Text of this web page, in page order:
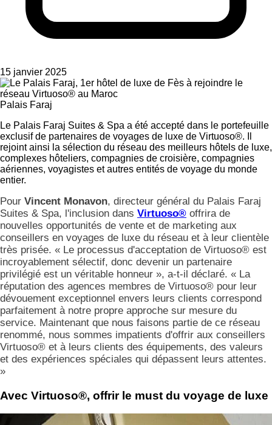
15 janvier 2025
Palais Faraj
Le Palais Faraj Suites & Spa a été accepté dans le portefeuille
exclusif de partenaires de voyages de luxe de Virtuoso®. Il
rejoint ainsi la sélection du réseau des meilleurs hôtels de luxe,
complexes hôteliers, compagnies de croisière, compagnies
aériennes, voyagistes et autres entités de voyage du monde
entier.
Pour Vincent Monavon, directeur général du Palais Faraj
Suites & Spa, l'inclusion dans Virtuoso® offrira de
nouvelles opportunités de vente et de marketing aux
conseillers en voyages de luxe du réseau et à leur clientèle
très prisée. « Le processus d'acceptation de Virtuoso® est
incroyablement sélectif, donc devenir un partenaire
privilégié est un véritable honneur », a-t-il déclaré. « La
réputation des agences membres de Virtuoso® pour leur
dévouement exceptionnel envers leurs clients correspond
parfaitement à notre propre approche sur mesure du
service. Maintenant que nous faisons partie de ce réseau
renommé, nous sommes impatients d'offrir aux conseillers
Virtuoso® et à leurs clients des équipements, des valeurs
et des expériences spéciales qui dépassent leurs attentes.
»
Avec Virtuoso®, offrir le must du voyage de luxe